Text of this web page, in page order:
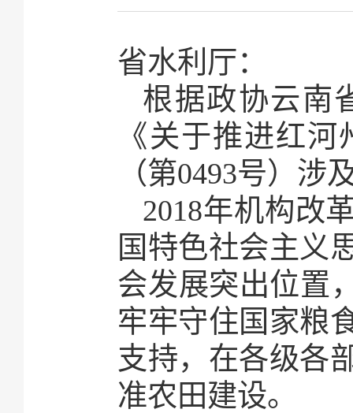
省水利厅：
根据政协云南
《关于推进红
（第0493号）
2018年机构改
国特色社会主义
会发展突出位置
牢牢守住国家粮
支持，在各级各
准农田建设。